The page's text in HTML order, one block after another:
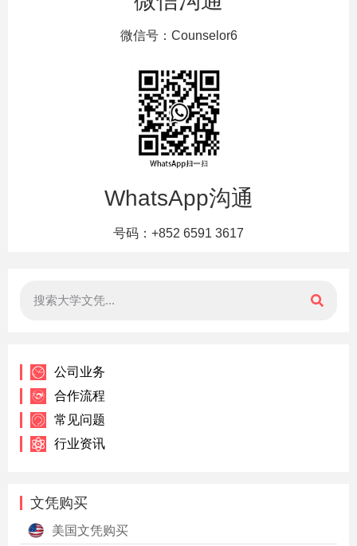
微信号：Counselor6
WhatsApp沟通
号码：+852 6591 3617
公司业务
合作流程
常见问题
行业资讯
文凭购买
美国文凭购买